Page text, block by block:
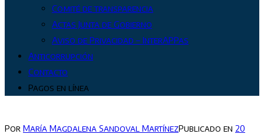
Comité de transparencia
Actas Junta de Gobierno
Aviso de Privacidad – InterAPPas
Anticorrupción
Contacto
Pagos en línea
Por María Magdalena Sandoval MartínezPublicado en 20